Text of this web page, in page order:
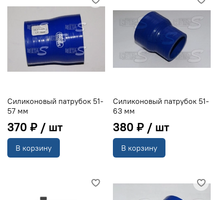
Силиконовый патрубок 51-
57 мм
370 ₽
В корзину
Силиконовый патрубок 51-
63 мм
380 ₽
В корзину